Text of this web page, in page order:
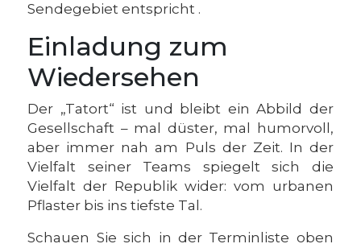
Sendegebiet entspricht .
Einladung zum
Wiedersehen
Der „Tatort“ ist und bleibt ein Abbild der
Gesellschaft – mal düster, mal humorvoll,
aber immer nah am Puls der Zeit. In der
Vielfalt seiner Teams spiegelt sich die
Vielfalt der Republik wider: vom urbanen
Pflaster bis ins tiefste Tal.
Schauen Sie sich in der Terminliste oben